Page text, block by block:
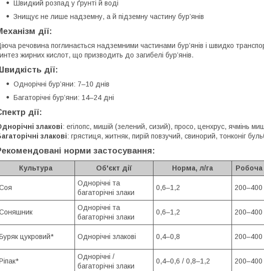
Швидкий розпад у ґрунті й воді
Знищує не лише надземну, а й підземну частину бур’янів
дії:
речовина поглинається надземними частинами бур’янів і швидко
жирних кислот, що призводить до загибелі бур’янів.
дії:
Однорічні бур’яни: 7–10 днів
Багаторічні бур’яни: 14–24 дні
дії:
злакові: егілопс, мишій (зелений, сизий), просо, ценхрус, ячмінь
злакові: грястиця, житняк, пирій повзучий, свинорий, тонконіг
норми застосування:
Культура Об'єкт дії Норма, л/га Робоча
Однорічні та
багаторічні злаки
0,6–1,2 200–400
Однорічні та
багаторічні злаки
0,6–1,2 200–400
цукровий* Однорічні злакові 0,4–0,8 200–400
Однорічні /
багаторічні злаки
0,4–0,6 / 0,8–1,2 200–400